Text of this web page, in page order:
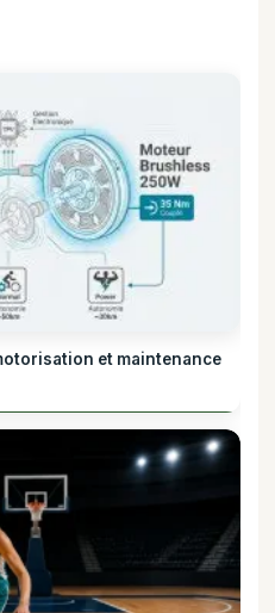
et maintenance